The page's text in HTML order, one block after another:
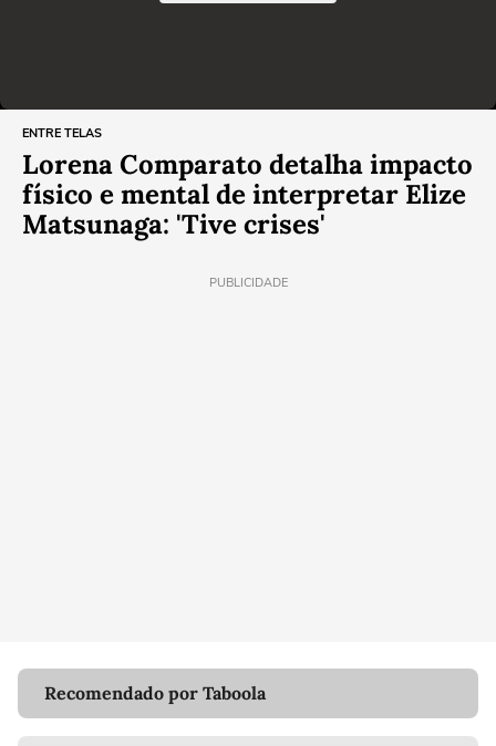
ENTRE TELAS
Lorena Comparato detalha impacto
físico e mental de interpretar Elize
Matsunaga: 'Tive crises'
PUBLICIDADE
Recomendado por Taboola